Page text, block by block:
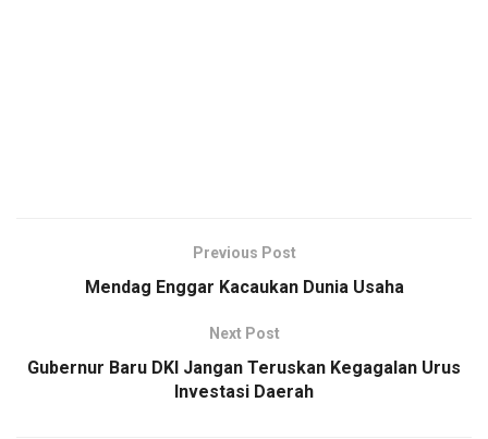
Previous Post
Mendag Enggar Kacaukan Dunia Usaha
Next Post
Gubernur Baru DKI Jangan Teruskan Kegagalan Urus
Investasi Daerah